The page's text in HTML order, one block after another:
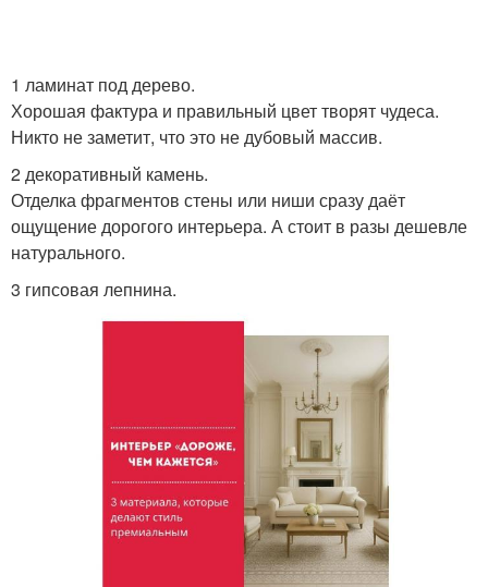
1 ламинат под дерево.
Хорошая фактура и правильный цвет творят чудеса.
Никто не заметит, что это не дубовый массив.
2 декоративный камень.
Отделка фрагментов стены или ниши сразу даёт
ощущение дорогого интерьера. А стоит в разы дешевле
натурального.
3 гипсовая лепнина.